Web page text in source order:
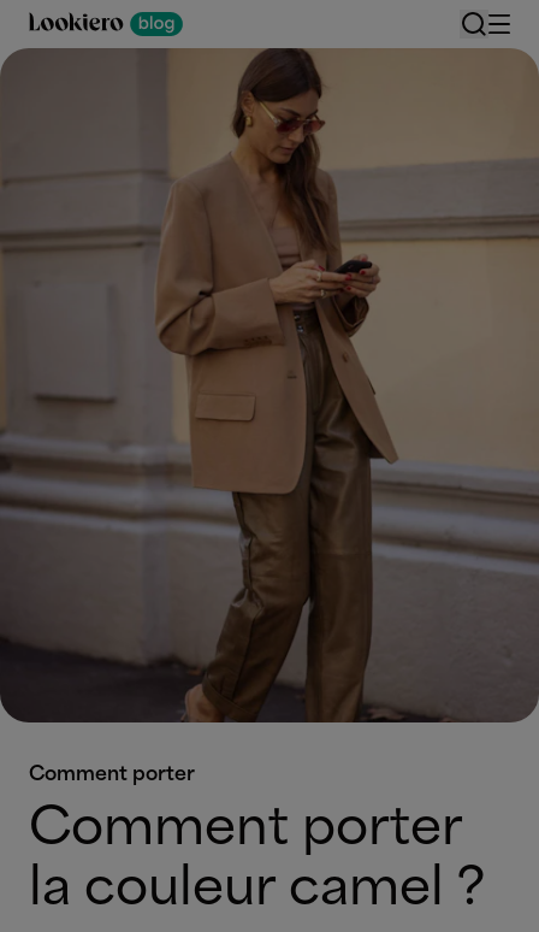
Comment porter
Comment porter
la couleur camel ?